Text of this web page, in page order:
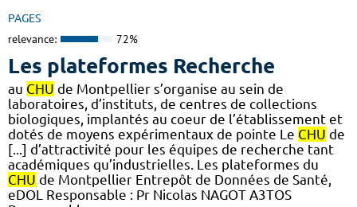
PAGES
relevance: 72%
Les plateformes Recherche
au CHU de Montpellier s’organise au sein de
laboratoires, d’instituts, de centres de collections
biologiques, implantés au coeur de l’établissement et
dotés de moyens expérimentaux de pointe Le CHU de
[...] d’attractivité pour les équipes de recherche tant
académiques qu’industrielles. Les plateformes du
CHU de Montpellier Entrepôt de Données de Santé,
eDOL Responsable : Pr Nicolas NAGOT A3TOS